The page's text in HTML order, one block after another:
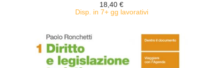
18,40 €
Disp. in 7+ gg lavorativi